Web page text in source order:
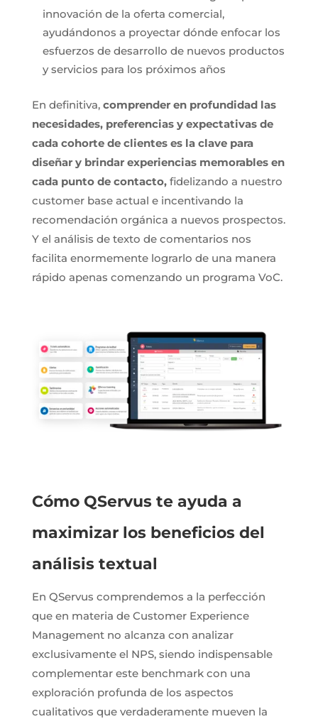
innovación de la oferta comercial,
ayudándonos a proyectar dónde enfocar los
esfuerzos de desarrollo de nuevos productos
y servicios para los próximos años
En definitiva, comprender en profundidad las
necesidades, preferencias y expectativas de
cada cohorte de clientes es la clave para
diseñar y brindar experiencias memorables en
cada punto de contacto,fidelizando a nuestro
customer base actual e incentivando la
recomendación orgánica a nuevos prospectos.
Y el análisis de texto de comentarios nos
facilita enormemente lograrlo de una manera
rápido apenas comenzando un programa VoC.
Cómo QServus te ayuda a
maximizar los beneficios del
análisis textual
En QServus comprendemos a la perfección
que en materia de Customer Experience
Management no alcanza con analizar
exclusivamente el NPS, siendo indispensable
complementar este benchmark con una
exploración profunda de los aspectos
cualitativos que verdaderamente mueven la